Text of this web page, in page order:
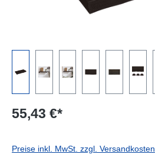
55,43 €*
Preise inkl. MwSt. zzgl. Versandkosten